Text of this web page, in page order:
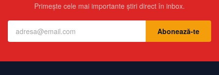
Primește cele mai importante știri direct în inbox.
Abonează-te